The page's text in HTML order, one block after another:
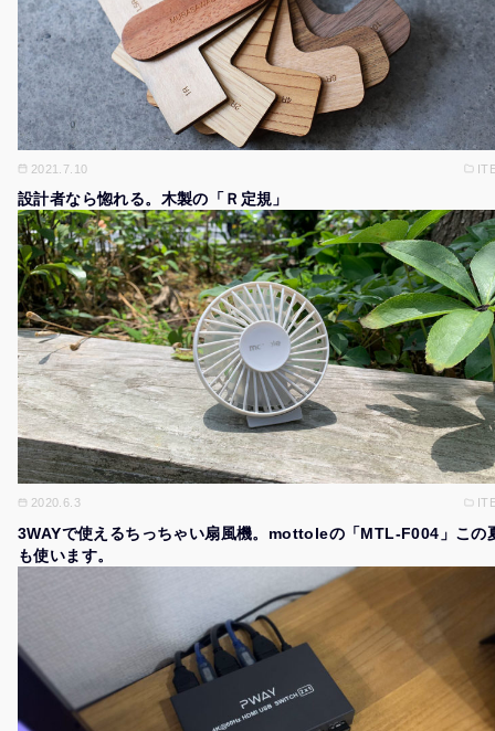
2021.7.10
設計者なら惚れる。木製の「Ｒ定規」
2020.6.3
3WAYで使えるちっちゃい扇風機。mottoleの「MTL-F004」この
も使います。